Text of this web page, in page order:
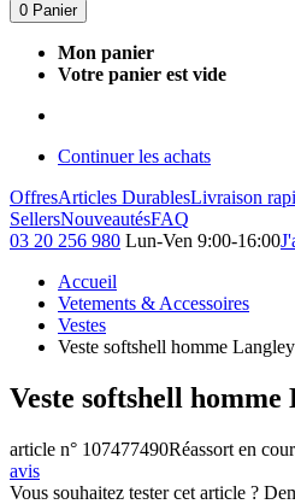
0 Panier
Mon panier
Votre panier est vide
Continuer les achats
OffresArticles DurablesLivraison
SellersNouveautésFAQ
03 20 256 980 Lun-Ven 9:00-16:00
Accueil
Vetements & Accessoires
Vestes
Veste softshell homme Langley
Veste softshell homme
article n° 107477490Réassort en
avis
Vous souhaitez tester cet article ?